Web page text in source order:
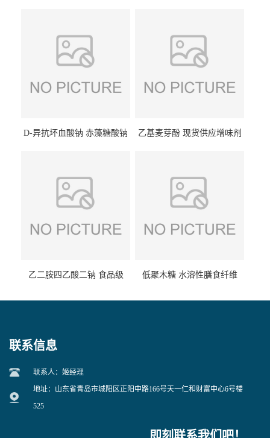
D-异抗坏血酸钠 赤藻糖酸钠
乙基麦芽酚 现货供应增味剂
乙二胺四乙酸二钠 食品级
低聚木糖 水溶性膳食纤维
联系信息
联系人：姬经理
地址：山东省青岛市城阳区正阳中路166号天一仁和财富中心6号楼
525